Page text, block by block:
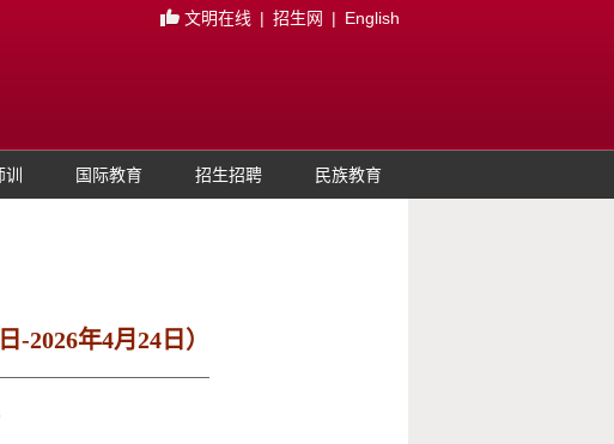
文明在线 | 招生网 | English
国际教育 招生招聘 民族教育
-2026年4月24日）